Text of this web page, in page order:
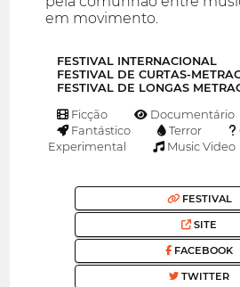
em movimento.
FESTIVAL INTERNACIONAL
FESTIVAL DE CURTAS-
FESTIVAL DE LONGAS
Ficção Documentário
Fantástico
Terror
Experimental
Music Video
FESTIVAL
SITE
FACEBOOK
TWITTER